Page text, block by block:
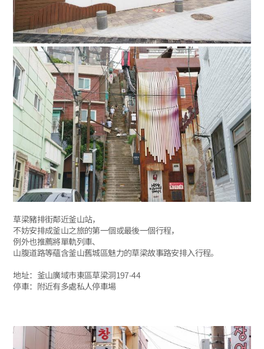
草梁豬排街鄰近釜山站，
不妨安排成釜山之旅的第一個或最後一個行程，
例外也推薦將單軌列車、
山腹道路等蘊含釜山舊城區魅力的草梁故事路安排入行程。
地址：釜山廣域市東區草梁洞197-44
停車：附近有多處私人停車場